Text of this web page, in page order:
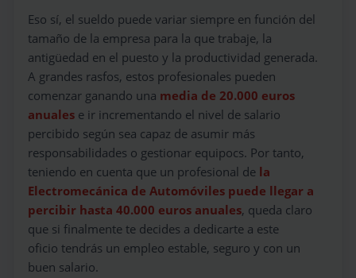
Eso sí, el sueldo puede variar siempre en función del
tamaño de la empresa para la que trabaje, la
antigüedad en el puesto y la productividad generada.
A grandes rasfos, estos profesionales pueden
comenzar ganando una media de 20.000 euros
anuales e ir incrementando el nivel de salario
percibido según sea capaz de asumir más
responsabilidades o gestionar equipocs. Por tanto,
teniendo en cuenta que un profesional de la
Electromecánica de Automóviles puede llegar a
percibir hasta 40.000 euros anuales, queda claro
que si finalmente te decides a dedicarte a este
oficio tendrás un empleo estable, seguro y con un
buen salario.